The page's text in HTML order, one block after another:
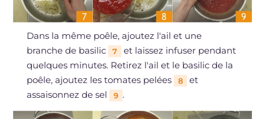
Dans la même poêle, ajoutez l'ail et une
branche de basilic
7
et laissez infuser pendant
quelques minutes. Retirez l'ail et le basilic de la
poêle, ajoutez les tomates pelées
8
et
assaisonnez de sel
9 .